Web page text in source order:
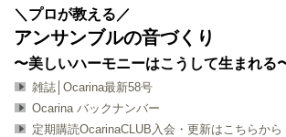
＼プロが教える／
アンサンブルの音づくり
〜美しいハーモニーはこうして生まれる
雑誌│Ocarina最新58号
Ocarina バックナンバー
定期購読OcarinaCLUB入会・更新はこちらから